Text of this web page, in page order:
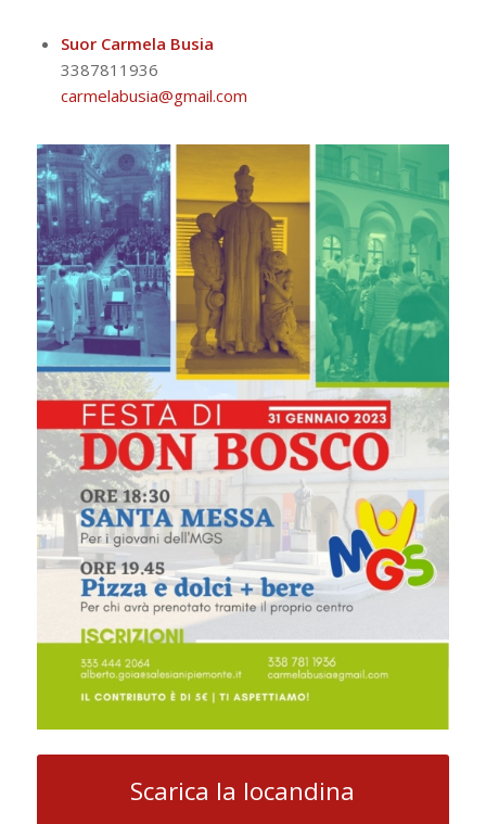
Suor Carmela Busia
3387811936
carmelabusia@gmail.com
Scarica la locandina